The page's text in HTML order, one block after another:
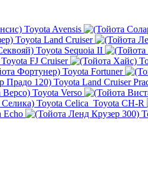
Toyota Avensis
Toyota Land Cruiser
Toyota Sequoia II
Toyota FJ Cruiser
Toyota Fortuner
Toyota Land Cruiser
Toyota Verso
Toyota Celica Toyota CH-R
Echo